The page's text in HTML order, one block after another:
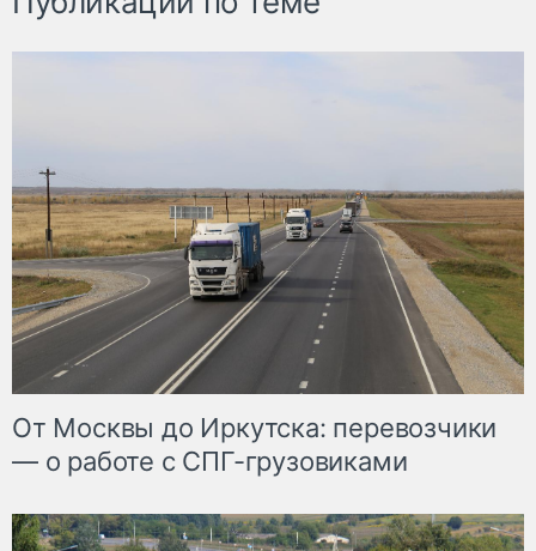
От Москвы до Иркутска: перевозчики
— о работе с СПГ-грузовиками